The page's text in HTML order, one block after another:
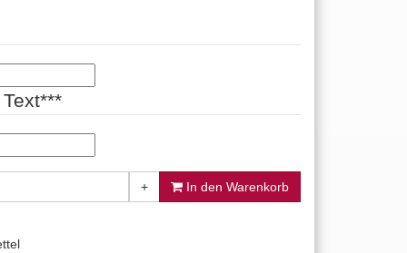
+ In den Warenkorb